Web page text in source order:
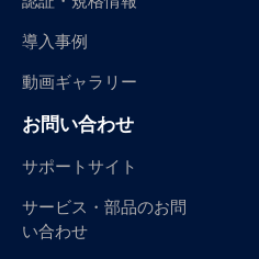
導入事例
動画ギャラリー
お問い合わせ
サポートサイト
サービス・部品のお問
い合わせ